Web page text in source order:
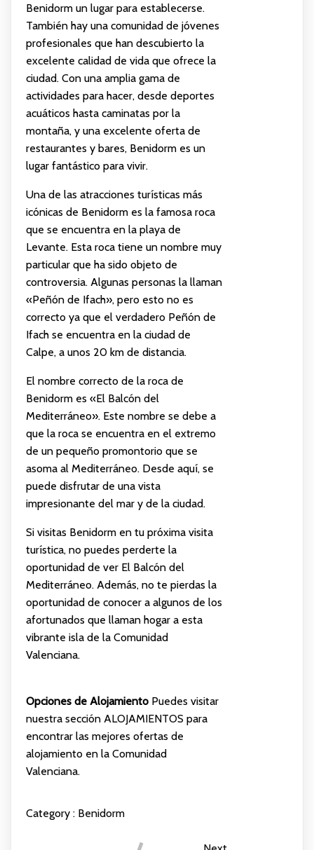
Benidorm un lugar para establecerse.
También hay una comunidad de jóvenes
profesionales que han descubierto la
excelente calidad de vida que ofrece la
ciudad. Con una amplia gama de
actividades para hacer, desde deportes
acuáticos hasta caminatas por la
montaña, y una excelente oferta de
restaurantes y bares, Benidorm es un
lugar fantástico para vivir.
Una de las atracciones turísticas más
icónicas de Benidorm es la famosa roca
que se encuentra en la playa de
Levante. Esta roca tiene un nombre muy
particular que ha sido objeto de
controversia. Algunas personas la llaman
«Peñón de Ifach», pero esto no es
correcto ya que el verdadero Peñón de
Ifach se encuentra en la ciudad de
Calpe, a unos 20 km de distancia.
El nombre correcto de la roca de
Benidorm es «El Balcón del
Mediterráneo». Este nombre se debe a
que la roca se encuentra en el extremo
de un pequeño promontorio que se
asoma al Mediterráneo. Desde aquí, se
puede disfrutar de una vista
impresionante del mar y de la ciudad.
Si visitas Benidorm en tu próxima visita
turística, no puedes perderte la
oportunidad de ver El Balcón del
Mediterráneo. Además, no te pierdas la
oportunidad de conocer a algunos de los
afortunados que llaman hogar a esta
vibrante isla de la Comunidad
Valenciana.
Opciones de AlojamientoPuedes visitar
nuestra sección ALOJAMIENTOS para
encontrar las mejores ofertas de
alojamiento en la Comunidad
Valenciana.
Category : Benidorm